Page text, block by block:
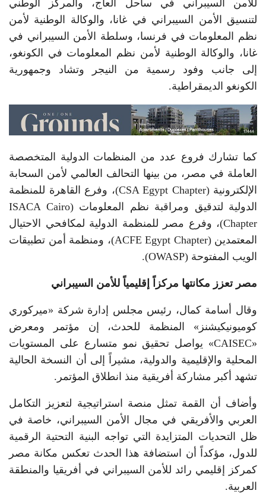
للأمن السيبراني في ساحل العاج، والمركز الوطني
لتنسيق الأمن السيبراني في غانا، والوكالة الوطنية لأمن
نظم المعلومات في فرنسا، وسلطة الأمن السيبراني في
غانا، والوكالة الوطنية لأمن نظم المعلومات في الكونغو،
إلى جانب وفود رسمية من النيجر وتشاد وجمهورية
الكونغو الديمقراطية.
كما تشارك فروع عدد من المنظمات الدولية المتخصصة
العاملة في مصر، من بينها التحالف العالمي لأمن السحابة
الإلكترونية (CSA Egypt Chapter)، وفرع القاهرة للمنظمة
الدولية لتدقيق ومراقبة نظم المعلومات (ISACA Cairo
Chapter)، وفرع مصر للمنظمة الدولية لمكافحي الاحتيال
المعتمدين (ACFE Egypt Chapter)، ومنظمة أمن تطبيقات
الويب المفتوحة (OWASP).
مصر تعزز مكانتها مركزاً إقليمياً للأمن السيبراني
وقال أسامة كمال، رئيس مجلس إدارة شركة «ميركوري
كوميونيكيشنز» المنظمة للحدث، إن مؤتمر ومعرض
«CAISEC» يواصل تحقيق نمو متسارع على المستويات
المحلية والإقليمية والدولية، مشيراً إلى أن النسخة الحالية
تشهد أكبر مشاركة أفريقية منذ انطلاق المؤتمر.
وأضاف أن القمة تمثل منصة استراتيجية لتعزيز التكامل
العربي والأفريقي في مجال الأمن السيبراني، خاصة في
ظل التحديات المتزايدة التي تواجه البنية التحتية الرقمية
للدول، مؤكداً أن استضافة هذا الحدث تعكس مكانة مصر
كمركز إقليمي رائد للأمن السيبراني في أفريقيا والمنطقة
العربية.